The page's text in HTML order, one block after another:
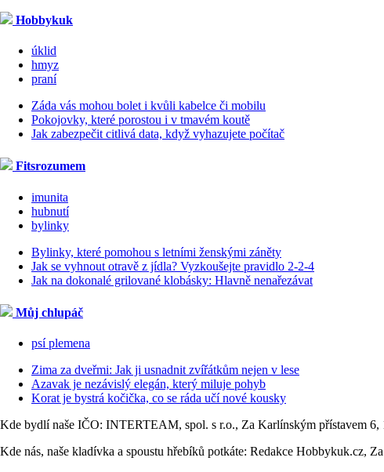
Hobbykuk
úklid
hmyz
praní
Záda vás mohou bolet i kvůli kabelce či mobilu
Pokojovky, které porostou i v tmavém koutě
Jak zabezpečit citlivá data, když vyhazujete počítač
Fitsrozumem
imunita
hubnutí
bylinky
Bylinky, které pomohou s letními ženskými záněty
Jak se vyhnout otravě z jídla? Vyzkoušejte pravidlo 2-2-4
Jak na dokonalé grilované klobásky: Hlavně nenařezávat
Můj chlupáč
psí plemena
Zima za dveřmi: Jak ji usnadnit zvířátkům nejen v lese
Azavak je nezávislý elegán, který miluje pohyb
Korat je bystrá kočička, co se ráda učí nové kousky
Kde bydlí naše IČO: INTERTEAM, spol. s r.o., Za Karlínským přístavem 6,
Kde nás, naše kladívka a spoustu hřebíků potkáte: Redakce Hobbykuk.cz,